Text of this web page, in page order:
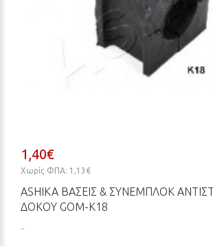
1,40€
Χωρίς ΦΠΑ: 1,13€
ASHIKA ΒΆΣΕΙΣ & ΣΥΝΕΜΠΛΌΚ
ΔΟΚΟΎ GOM-K18
..